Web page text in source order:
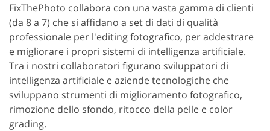
FixThePhoto collabora con una vasta gamma di clienti
(da 8 a 7) che si affidano a set di dati di qualità
professionale per l'editing fotografico, per addestrare
e migliorare i propri sistemi di intelligenza artificiale.
Tra i nostri collaboratori figurano sviluppatori di
intelligenza artificiale e aziende tecnologiche che
sviluppano strumenti di miglioramento fotografico,
rimozione dello sfondo, ritocco della pelle e color
grading.